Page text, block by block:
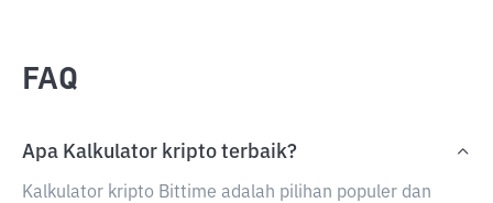
FAQ
Apa Kalkulator kripto terbaik?
Kalkulator kripto Bittime adalah pilihan populer dan